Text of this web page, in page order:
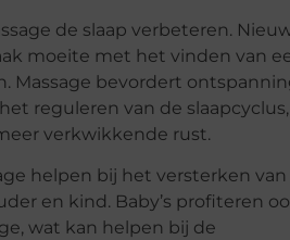
de slaap verbeteren.
moeite met het vinden van
Massage bevordert
reguleren van de slaapcyclus,
verkwikkende rust.
helpen bij het versterken van
en kind. Baby’s profiteren
wat kan helpen bij de